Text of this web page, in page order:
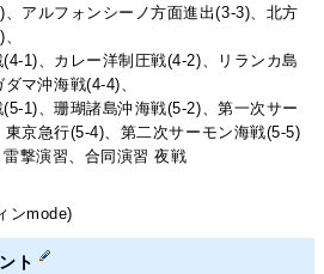
、アルフォンシーノ方面進出(3-3)、北方
1)、カレー洋制圧戦(4-2)、リランカ島
マ沖海戦(4-4)、
1)、珊瑚諸島沖海戦(5-2)、第一次サー
東京急行(5-4)、第二次サーモン海戦(5-5)
撃演習、合同演習 夜戦
ンmode)
ト